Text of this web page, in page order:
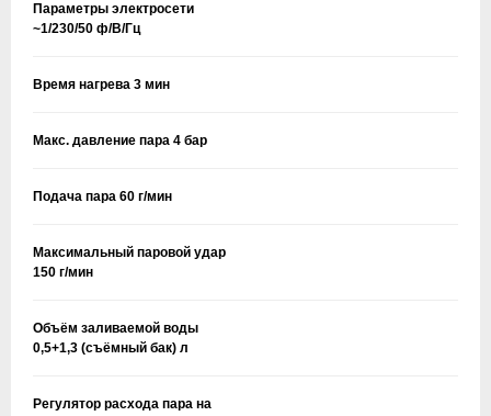
Параметры электросети
~1/230/50 ф/В/Гц
Время нагрева 3 мин
Макс. давление пара 4 бар
Подача пара 60 г/мин
Максимальный паровой удар
150 г/мин
Объём заливаемой воды
0,5+1,3 (съёмный бак) л
Регулятор расхода пара на